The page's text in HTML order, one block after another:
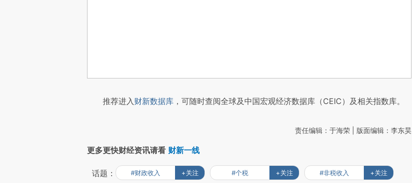
推荐进入财新数据库 ，可随时查阅全球及中国宏观经济数据库（CEIC）及相关指数库。
责任编辑：于海荣 | 版面编辑：李东昊
更多更快财经资讯请看 财新一线
话题： #财政收入 +关注 #个税 +关注 #非税收入 +关注